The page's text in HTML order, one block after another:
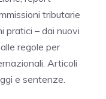
tributarie
pratici – dai nuovi
regole per
Articoli
e sentenze.